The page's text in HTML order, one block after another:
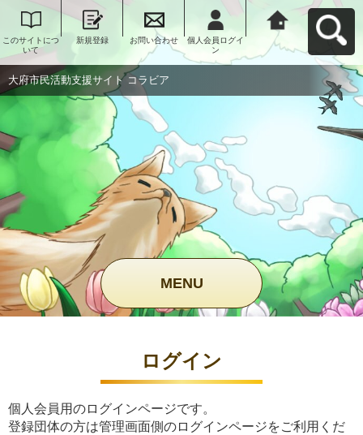
このサイトにつ
いて
新規登録 お問い合わせ
個人会員ログイ
ン
大府市民活動支
援サイト コラビ
アへ戻る
大府市民活動支援サイト コラビア
MENU
ログイン
個人会員用のログインページです。
登録団体の方は管理画面側のログインページをご利用くだ